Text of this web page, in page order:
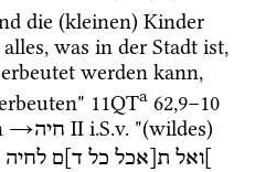
die (kleinen) Kinder
was in der Stadt ist,
werden kann,
11QTa 62,9–10
→חיה ‎ II i.S.v. "(wildes)
]ואל ת[אכל כל ד]ם לחיה